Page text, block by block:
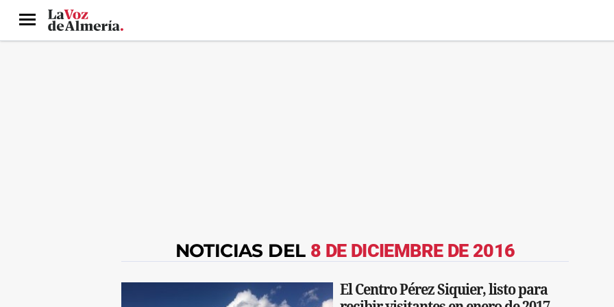
Menú
NOTICIAS DEL 8 DE DICIEMBRE DE 2016
El Centro Pérez Siquier, listo para